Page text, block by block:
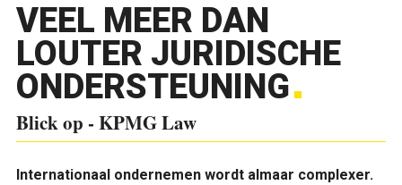
VEEL MEER DAN
LOUTER JURIDISCHE
ONDERSTEUNING
Blick op - KPMG Law
Internationaal ondernemen wordt almaar complexer.